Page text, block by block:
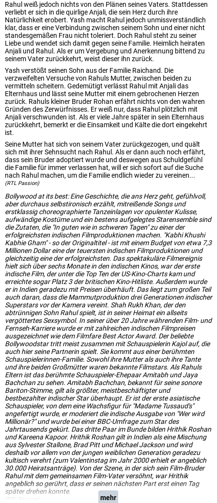
Rahul weiß jedoch nichts von den Plänen seines Vaters. Stattdessen
verliebt er sich in die quirlige Anjali, die sein Herz durch ihre
Natürlichkeit erobert. Yash macht Rahul jedoch unmissverständlich
klar, dass er eine Verbindung zwischen seinem Sohn und einer nicht
standesgemäßen Frau nicht toleriert. Doch Rahul steht zu seiner
Liebe und wendet sich damit gegen seine Familie. Heimlich heiraten
Anjali und Rahul. Als er um Vergebung und Anerkennung bittend zu
seinem Vater zurückkehrt, weist dieser ihn zurück.
Yash verstößt seinen Sohn aus der Familie Raichand. Die
verzweifelten Versuche von Rahuls Mutter, zwischen beiden zu
vermitteln scheitern. Gedemütigt verlässt Rahul mit Anjali das
Elternhaus und lässt seine Mutter mit einem gebrochenen Herzen
zurück. Rahuls kleiner Bruder Rohan erfährt nichts von den wahren
Gründen des Zerwürfnisses. Er weiß nur, dass Rahul plötzlich mit
Anjali verschwunden ist. Als er viele Jahre später in sein Elternhaus
zurückkehrt, bemerkt er die Einsamkeit und Kälte die dort eingekehrt
ist.
Seine Mutter hat sich von seinem Vater zurückgezogen, und quält
sich mit ihrer Sehnsucht nach Rahul. Als er dann auch noch erfährt,
dass sein Bruder adoptiert wurde und deswegen aus Schuldgefühl
die Familie für immer verlassen hat, will er sich sofort auf die Suche
nach Rahul machen, um die Familie endlich wieder zu vereinen...
(RTL Passion)
Bollywood at its best: Eine Geschichte, die ans Herz geht, gefühlvoll,
aber durchaus selbstironisch erzählt, mitreißende Songs und
erstklassig choreographierte Tanzeinlagen vor opulenter Kulisse,
aufwändige Kostüme und ein bestens aufgelegtes Starensemble sind
die Zutaten, die "In guten wie in schweren Tagen" zu einer der
erfolgreichsten indischen Filmproduktionen machen. "Kabhi Khushi
Kabhie Gham" - so der Originaltitel - ist mit einem Budget von etwa 7,3
Millionen Dollar eine der teuersten indischen Filmproduktionen und
gleichzeitig eine der erfolgreichsten. Das spektakuläre Filmereignis
hielt sich über sechs Monate in den indischen Kinos, war der erste
indische Film, der unter die Top Ten der US-Kino-Charts kam und
erreichte sogar Platz 3 der britischen Kino-Hitliste. Außerdem wurde
er in Indien geradezu mit Preisen überhäuft. Das liegt zum großen Teil
auch daran, dass die Mammutproduktion drei Generationen indischer
Superstars vor der Kamera vereint. Shah Rukh Khan, der den
abtrünnigen Sohn Rahul spielt, ist in seiner Heimat ein allseits
vergöttertes Sexsymbol. In seiner über 20 Jahre währenden Film- und
Fernseh-Karriere wurde er mit zahlreichen indischen Filmpreisen
ausgezeichnet wie dem Filmfare Best Actor Award. Der beliebte
Bollywoodstar tritt meist zusammen mit Schauspielerin Kajol auf, die
auch hier seine Partnerin spielt. Sie kommt aus einer berühmten
Schauspielerinnen-Familie. Sowohl ihre Mutter als auch ihre Tante
und ihre beiden Großmütter waren bekannte Filmstars. Als Rahuls
Eltern ist das berühmte Schauspieler-Ehepaar Amitabh und Jaya
Bachchan zu sehen. Amitabh Bachchan, bekannt für seine sonore
Bariton-Stimme, gilt als größter, meistbeschäftigter und
bestbezahlter indischer Star überhaupt. Er ist der erste asiatische
Schauspieler, von dem eine Wachsfigur für "Madame Tussaud's"
angefertigt wurde, er moderiert die indische Ausgabe von "Wer wird
Millionär?" und wurde bei einer BBC-Umfrage zum Star des
Jahrtausends gekürt. Das dritte Paar im Bunde bilden Hrithik Roshan
und Kareena Kapoor. Hrithik Roshan gilt in Indien als eine Mischung
aus Sylvester Stallone, Brad Pitt und Michael Jackson und wird
deshalb vor allem von der jungen weiblichen Generation geradezu
kultisch verehrt (zum Valentinstag im Jahr 2000 erhielt er angeblich
30.000 Heiratsanträge). Von der Szene, in der sich sein Film-Bruder
Rahul mit dem gemeinsamen Film-Vater versöhnt, war Hrithik
angeblich so gerührt, dass er seinen nächsten Part erst einen Tag
später drehen konnte.
(RTL Passion) mehr